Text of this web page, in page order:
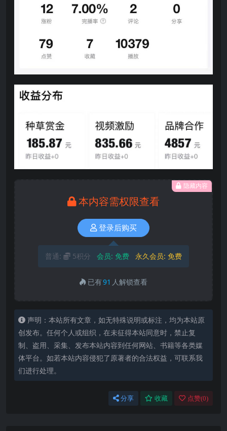
隐藏内容
本内容需权限查看
登录后购买
普通: 5积分 会员: 免费 永久会员: 免费
已有91 人解锁查看
声明：本站所有文章，如无特殊说明或标注，均为本站原
创发布。任何个人或组织，在未征得本站同意时，禁止复
制、盗用、采集、发布本站内容到任何网站、书籍等各类媒
体平台。如若本站内容侵犯了原著者的合法权益，可联系我
们进行处理。
分享 收藏 点赞(0)